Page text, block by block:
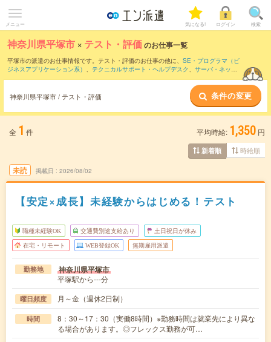
メニュー 気になる! ログイン 検索
神奈川県平塚市 × テスト・評価のお仕事一覧
平塚市の派遣のお仕事情報です。テスト・評価のお仕事の他に、 SE・プログラマ（ビ
ジネスアプリケーション系） 、 テクニカルサポート・ヘルプデスク 、 サーバ・ネット
などのこだわり条件で絞り込んでいただけます。職種辞典：テスト・評価の
お仕事とは？とは？
神奈川県平塚市 / テスト・評価 条件の変更
全 1 件 平均時給: 1,350 円
新着順 時給順
未読 掲載日 2026/08/02
【安定×成長】未経験からはじめる！テスト
職種未経験OK 交通費別途支給あり 土日祝日が休み
在宅・リモート WEB登録OK 無期雇用派遣
勤務地 神奈川県平塚市
平塚駅から---分
曜日頻度 月～金（週休2日制）
時間
8：30～17：30（実働8時間）※勤務時間は就業先により異な
る場合があります。◎フレックス勤務が可…